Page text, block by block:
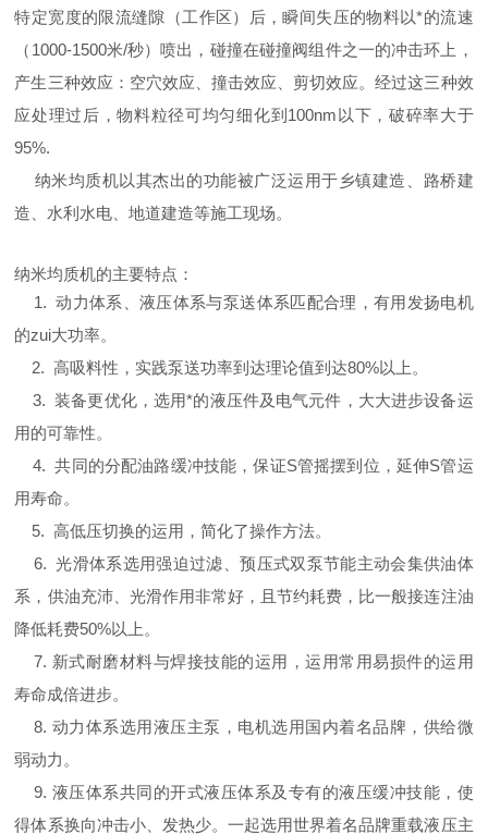
特定宽度的限流缝隙（工作区）后，瞬间失压的物料以*的流速
（1000-1500米/秒）喷出，碰撞在碰撞阀组件之一的冲击环上，
产生三种效应：空穴效应、撞击效应、剪切效应。经过这三种效
应处理过后，物料粒径可均匀细化到100nm以下，破碎率大于
95%.
纳米均质机以其杰出的功能被广泛运用于乡镇建造、路桥建
造、水利水电、地道建造等施工现场。
纳米均质机的主要特点：
1. 动力体系、液压体系与泵送体系匹配合理，有用发扬电机
的zui大功率。
2. 高吸料性，实践泵送功率到达理论值到达80%以上。
3. 装备更优化，选用*的液压件及电气元件，大大进步设备运
用的可靠性。
4. 共同的分配油路缓冲技能，保证S管摇摆到位，延伸S管运
用寿命。
5. 高低压切换的运用，简化了操作方法。
6. 光滑体系选用强迫过滤、预压式双泵节能主动会集供油体
系，供油充沛、光滑作用非常好，且节约耗费，比一般接连注油
降低耗费50%以上。
7. 新式耐磨材料与焊接技能的运用，运用常用易损件的运用
寿命成倍进步。
8. 动力体系选用液压主泵，电机选用国内着名品牌，供给微
弱动力。
9. 液压体系共同的开式液压体系及专有的液压缓冲技能，使
得体系换向冲击小、发热少。一起选用世界着名品牌重载液压主